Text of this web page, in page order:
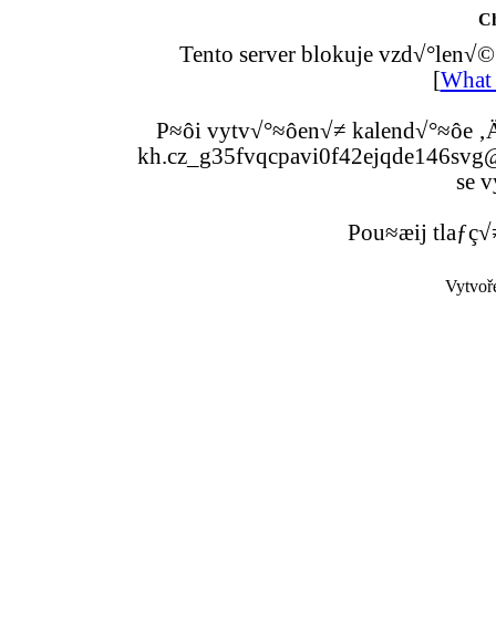
Tento server blokuje
[What
P≈ôi vytv√°≈ôen√≠ kalend√°≈ôe
se
Pou≈æij